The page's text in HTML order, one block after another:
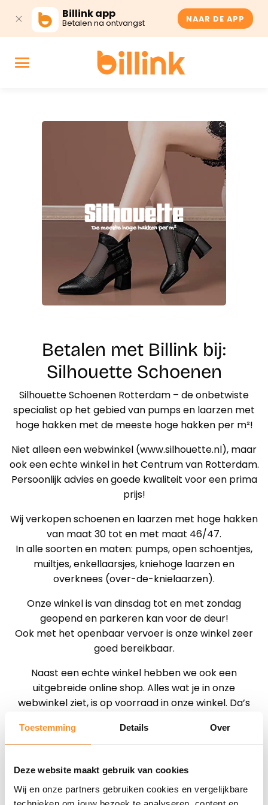
Toestemming Details Over
Deze website maakt gebruik van cookies
Wij en onze partners gebruiken cookies en vergelijkbare
Billink app
Betalen na ontvangst NAAR DE APP
Betalen met Billink bij:
Silhouette Schoenen
Silhouette Schoenen Rotterdam – de onbetwiste
specialist op het gebied van pumps en laarzen met
hoge hakken met de meeste hoge hakken per m²!
Niet alleen een webwinkel (www.silhouette.nl), maar
ook een echte winkel in het Centrum van Rotterdam.
Persoonlijk advies en goede kwaliteit voor een prima
prijs!
Wij verkopen schoenen en laarzen met hoge hakken
van maat 30 tot en met maat 46/47.
In alle soorten en maten: pumps, open schoentjes,
muiltjes, enkellaarsjes, kniehoge laarzen en
overknees (over-de-knielaarzen).
Onze winkel is van dinsdag tot en met zondag
geopend en parkeren kan voor de deur!
Ook met het openbaar vervoer is onze winkel zeer
goed bereikbaar.
Naast een echte winkel hebben we ook een
uitgebreide online shop. Alles wat je in onze
webwinkel ziet, is op voorraad in onze winkel. Da’s
Zo heb je jouw order meestal met 1-2 werkdagen bij
je thuis.
bezorgen op je werk of een servicepunt van DHL
behoort uiteraard tot de mogelijkheden!